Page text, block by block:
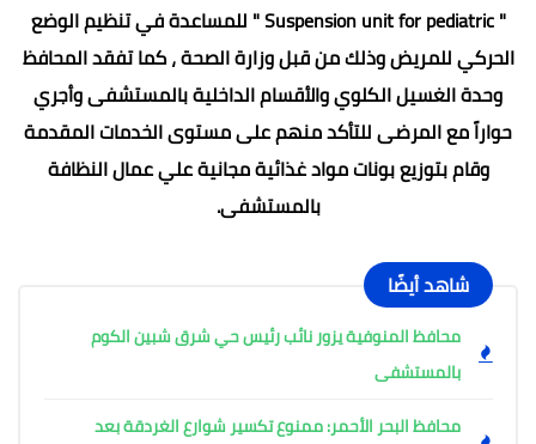
" Suspension unit for pediatric " للمساعدة في تنظيم الوضع
الحركي للمريض وذلك من قبل وزارة الصحة ، كما تفقد المحافظ
وحدة الغسيل الكلوي والأقسام الداخلية بالمستشفى وأجري
حواراً مع المرضى للتأكد منهم على مستوى الخدمات المقدمة
وقام بتوزيع بونات مواد غذائية مجانية علي عمال النظافة
بالمستشفى.
شاهد أيضًا
محافظ المنوفية يزور نائب رئيس حي شرق شبين الكوم
بالمستشفى
محافظ البحر الأحمر: ممنوع تكسير شوارع الغردقة بعد